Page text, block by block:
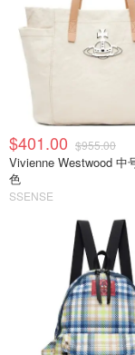
$401.00 $955.00
Vivienne Westwood 中
色
SSENSE